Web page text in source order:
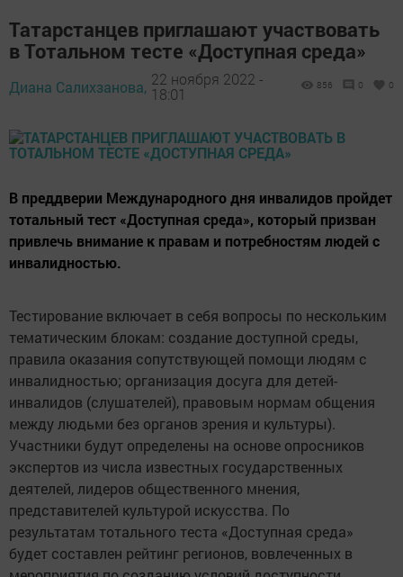
Татарстанцев приглашают участвовать
в Тотальном тесте «Доступная среда»
Диана Салихзанова, 22 ноября 2022 -
18:01
856 0 0
В преддверии Международного дня инвалидов пройдет
тотальный тест «Доступная среда», который призван
привлечь внимание к правам и потребностям людей с
инвалидностью.
Тестирование включает в себя вопросы по нескольким
тематическим блокам: создание доступной среды,
правила оказания сопутствующей помощи людям с
инвалидностью; организация досуга для детей-
инвалидов (слушателей), правовым нормам общения
между людьми без органов зрения и культуры).
Участники будут определены на основе опросников
экспертов из числа известных государственных
деятелей, лидеров общественного мнения,
представителей культурой искусства. По
результатам тотального теста «Доступная среда»
будет составлен рейтинг регионов, вовлеченных в